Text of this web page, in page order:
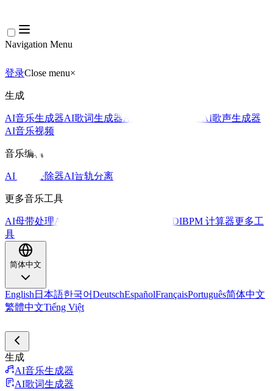
Navigation Menu
登录Close menu×
生成
AI音乐生成器AI歌词生成器AI歌曲翻唱生成器
AI歌声生成器
AI音乐视频
音乐编辑
AI人声去除器AI音轨分离
更多音乐工具
AI母带处理AI MIDI编辑器 AI 音频转MIDIBPM 计算器更多工
具
简体中文
English 日本語한국어DeutschEspañolFrançaisPortuguês简体中文
繁體中文Tiếng Việt
生成
AI音乐生成器
AI歌词生成器